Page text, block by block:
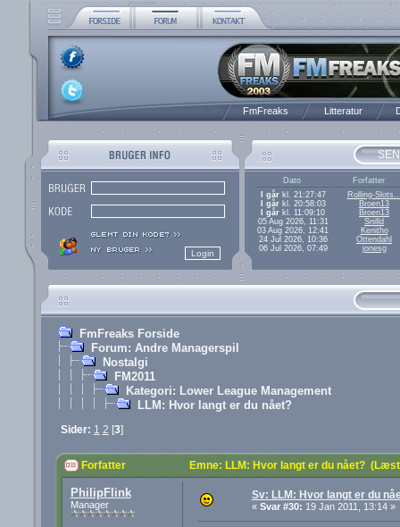
FmFreaks Litteratur
Dato
Forfatter
I gårkl. 21:27:47
Rolling-
I gårkl. 20:58:03
Broen13
I går kl. 11:09:10
Broen13
05 Aug 2026, 11:31
Snilld
03 Aug 2026, 12:41
Kenitho
24 Jul 2026, 10:36
Ottendahl
06 Jul 2026, 07:49
jonesg
FmFreaks Forside
Forum: Andre Managerspil
Nostalgi
FM2011
Kategori: Lower League Management
LLM: Hvor langt er du nået?
Sider: 1 2 [3]
Forfatter Emne: LLM: Hvor langt er du nået?
PhilipFlink
Manager
Sv: LLM: Hvor langt er du
« Svar #30: 19 Jan 2011, 13:14 »